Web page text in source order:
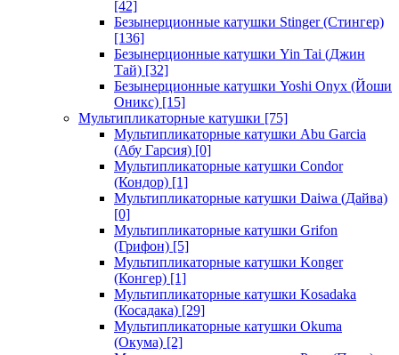
[42]
Безынерционные катушки Stinger (Стингер)
[136]
Безынерционные катушки Yin Tai (Джин
Тай) [32]
Безынерционные катушки Yoshi Onyx (Йоши
Оникс) [15]
Мультипликаторные катушки [75]
Мультипликаторные катушки Abu Garcia
(Абу Гарсия) [0]
Мультипликаторные катушки Condor
(Кондор) [1]
Мультипликаторные катушки Daiwa (Дайва)
[0]
Мультипликаторные катушки Grifon
(Грифон) [5]
Мультипликаторные катушки Konger
(Конгер) [1]
Мультипликаторные катушки Kosadaka
(Косадака) [29]
Мультипликаторные катушки Okuma
(Окума) [2]